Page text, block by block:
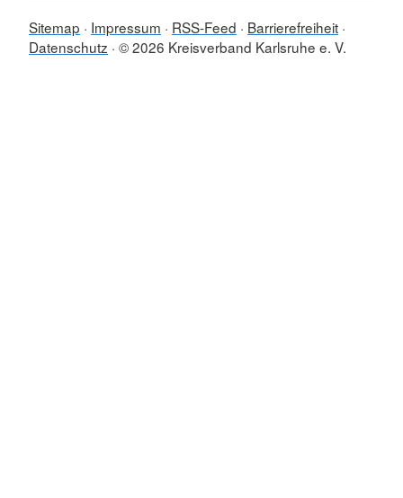
Sitemap Impressum RSS-Feed
Barrierefreiheit
Datenschutz © 2026 Kreisverband Karlsruhe e. V.